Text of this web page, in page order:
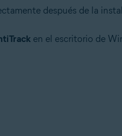
después de la
en el escritorio de